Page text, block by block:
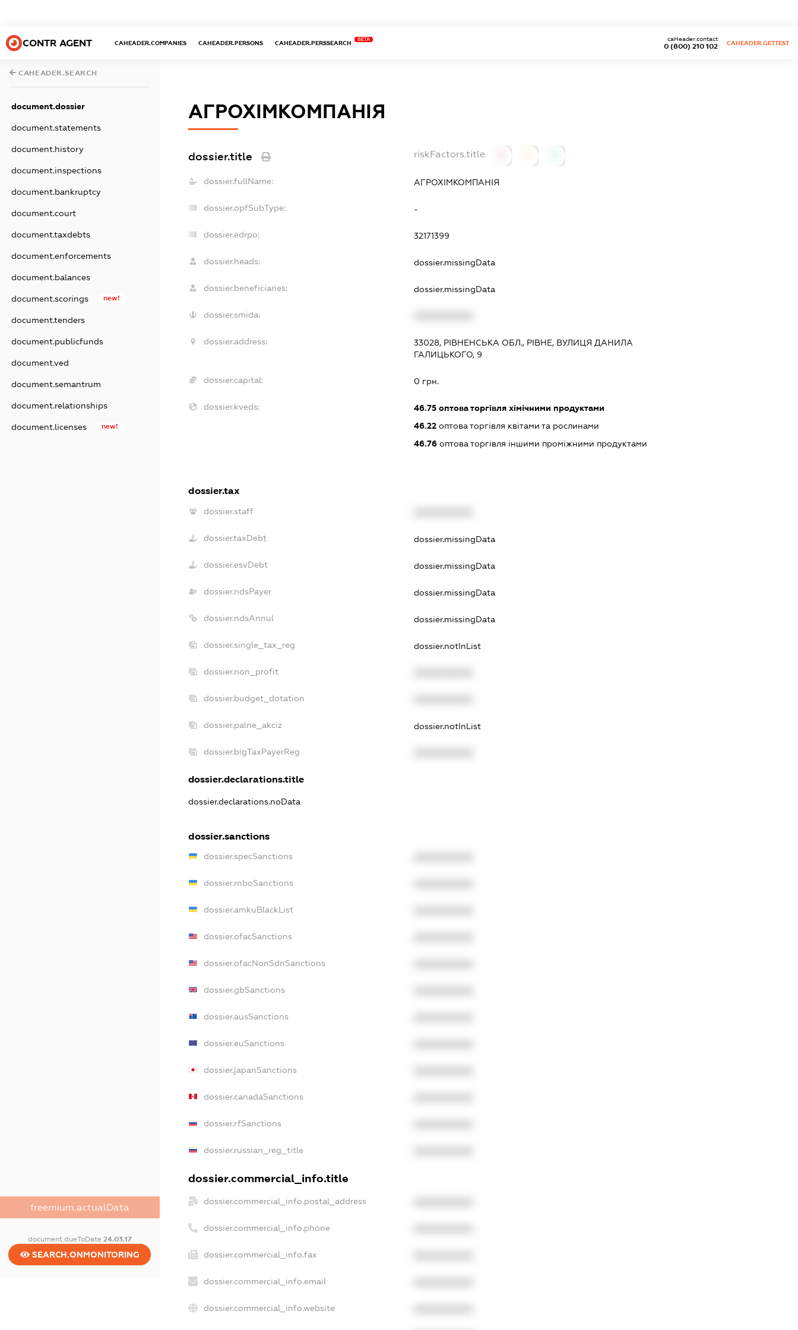
CONTR AGENT CAHEADER.COMPANIES CAHEADER.PERSONS CAHEADER.PERSSEARCH
BETA
0 (800) 210 102
caHeader.contact
CAHEADER.GETTEST
CAHEADER.SEARCH
document.dossier
document.statements
document.history
document.inspections
document.bankruptcy
document.court
document.taxdebts
document.enforcements
document.balances
document.scorings new!
document.tenders
document.publicfunds
document.ved
document.semantrum
document.relationships
document.licenses new!
freemium.actualData
document.dueToDate 24.03.17
SEARCH.ONMONITORING
АГРОХІМКОМПАНІЯ
dossier.title riskFactors.title
dossier.fullName: АГРОХІМКОМПАНІЯ
dossier.opfSubType: -
dossier.edrpo: 32171399
dossier.heads: dossier.missingData
dossier.beneficiaries: dossier.missingData
dossier.smida:
dossier.address:
33028, РІВНЕНСЬКА ОБЛ., РІВНЕ, ВУЛИЦЯ ДАНИЛА
ГАЛИЦЬКОГО, 9
dossier.capital: 0 грн.
dossier.kveds: 46.75оптова торгівля хімічними продуктами
46.22оптова торгівля квітами та рослинами
46.76оптова торгівля іншими проміжними продуктами
dossier.tax
dossier.staff
dossier.taxDebt dossier.missingData
dossier.esvDebt dossier.missingData
dossier.ndsPayer dossier.missingData
dossier.ndsAnnul dossier.missingData
dossier.single_tax_reg dossier.notInList
dossier.non_profit
dossier.budget_dotation
dossier.palne_akciz dossier.notInList
dossier.bigTaxPayerReg
dossier.declarations.title
dossier.declarations.noData
dossier.sanctions
dossier.specSanctions
dossier.rnboSanctions
dossier.amkuBlackList
dossier.ofacSanctions
dossier.ofacNonSdnSanctions
dossier.gbSanctions
dossier.ausSanctions
dossier.euSanctions
dossier.japanSanctions
dossier.canadaSanctions
dossier.rfSanctions
dossier.russian_reg_title
dossier.commercial_info.title
dossier.commercial_info.postal_address
dossier.commercial_info.phone
dossier.commercial_info.fax
dossier.commercial_info.email
dossier.commercial_info.website